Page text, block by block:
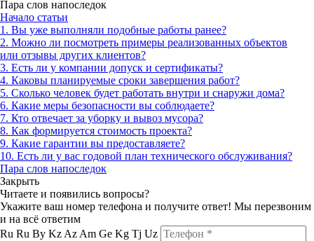
Пара слов напоследок
Начало статьи
1. Вы уже выполняли подобные работы ранее?
2. Можно ли посмотреть примеры реализованных объектов
или отзывы других клиентов?
3. Есть ли у компании допуск и сертификаты?
4. Каковы планируемые сроки завершения работ?
5. Сколько человек будет работать внутри и снаружи дома?
6. Какие меры безопасности вы соблюдаете?
7. Кто отвечает за уборку и вывоз мусора?
8. Как формируется стоимость проекта?
9. Какие гарантии вы предоставляете?
10. Есть ли у вас годовой план технического обслуживания?
Пара слов напоследок
Закрыть
Читаете и появились вопросы?
Укажите ваш номер телефона и получите ответ! Мы перезвоним
и на всё ответим
Ru Ru By Kz Az Am Ge Kg Tj Uz